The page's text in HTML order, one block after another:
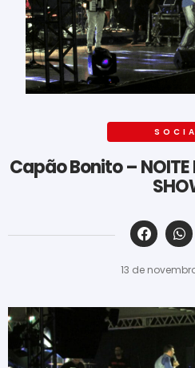
Capão Bonito – NOITE
13 de